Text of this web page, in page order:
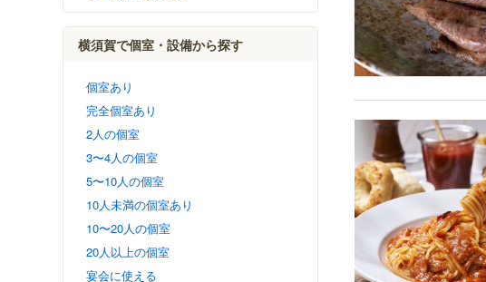
横須賀で個室・設備から探す
個室あり
完全個室あり
2人の個室
3〜4人の個室
5〜10人の個室
10人未満の個室あり
10〜20人の個室
20人以上の個室
宴会に使える